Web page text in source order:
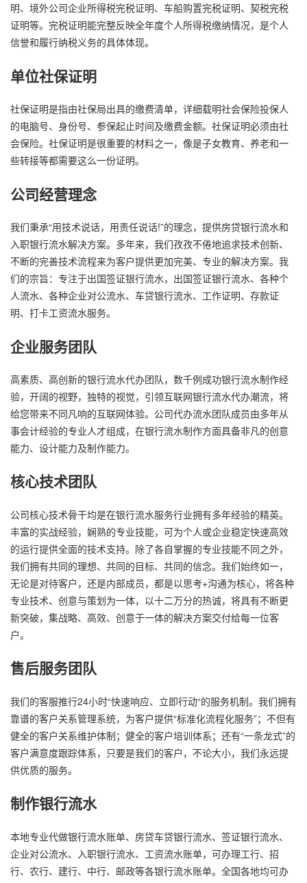
明、境外公司企业所得税完税证明、车船购置完税证明、契税完税
证明等。完税证明能完整反映全年度个人所得税缴纳情况，是个人
信誉和履行纳税义务的具体体现。
单位社保证明
社保证明是指由社保局出具的缴费清单，详细载明社会保险投保人
的电脑号、身份号、参保起止时间及缴费金额。社保证明必须由社
会保险。社保证明是很重要的材料之一，像是子女教育、养老和一
些转接等都需要这么一份证明。
公司经营理念
我们秉承“用技术说话，用责任说话!”的理念，提供房贷银行流水和
入职银行流水解决方案。多年来，我们孜孜不倦地追求技术创新、
不断的完善技术流程来为客户提供更加完美、专业的解决方案。我
们的宗旨：专注于出国签证银行流水，出国签证银行流水、各种个
人流水、各种企业对公流水、车贷银行流水、工作证明、存款证
明、打卡工资流水服务。
企业服务团队
高素质、高创新的银行流水代办团队，数千例成功银行流水制作经
验，开阔的视野，独特的视觉，引领互联网银行流水代办潮流，将
给您带来不同凡响的互联网体验。公司代办流水团队成员由多年从
事会计经验的专业人才组成，在银行流水制作方面具备非凡的创意
能力、设计能力及制作能力。
核心技术团队
公司核心技术骨干均是在银行流水服务行业拥有多年经验的精英。
丰富的实战经验，娴熟的专业技能，可为个人或企业稳定快速高效
的运行提供全面的技术支持。除了各自掌握的专业技能不同之外，
我们拥有共同的理想、共同的目标、共同的信念。我们始终如一，
无论是对待客户，还是内部成员，都是以思考+沟通为核心，将各种
专业技术、创意与策划为一体，以十二万分的热诚，将具有不断更
新突破，集战略、高效、创意于一体的解决方案交付给每一位客
户。
售后服务团队
我们的客服推行24小时“快速响应、立即行动“的服务机制。我们拥有
靠谱的客户关系管理系统，为客户提供“标准化流程化服务”；不但有
健全的客户关系维护体制；健全的客户培训体系；还有“一条龙式”的
客户满意度跟踪体系，只要是我们的客户，不论大小，我们永远提
供优质的服务。
制作银行流水
本地专业代做银行流水账单、房贷车贷银行流水、签证银行流水、
企业对公流水、入职银行流水、工资流水账单，可办理工行、招
行、农行、建行、中行、邮政等各银行流水账单。全国各地均可办